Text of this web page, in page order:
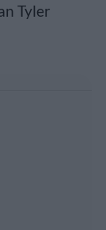
Tyler